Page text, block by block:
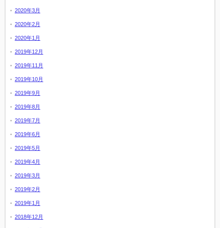
2020年3月
2020年2月
2020年1月
2019年12月
2019年11月
2019年10月
2019年9月
2019年8月
2019年7月
2019年6月
2019年5月
2019年4月
2019年3月
2019年2月
2019年1月
2018年12月